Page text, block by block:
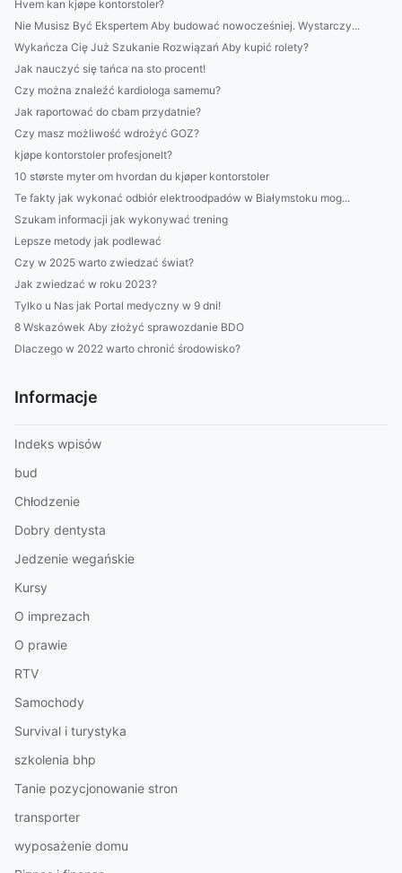
Hvem kan kjøpe kontorstoler?
Nie Musisz Być Ekspertem Aby budować nowocześniej. Wystarczy...
Wykańcza Cię Już Szukanie Rozwiązań Aby kupić rolety?
Jak nauczyć się tańca na sto procent!
Czy można znaleźć kardiologa samemu?
Jak raportować do cbam przydatnie?
Czy masz możliwość wdrożyć GOZ?
kjøpe kontorstoler profesjonelt?
10 største myter om hvordan du kjøper kontorstoler
Te fakty jak wykonać odbiór elektroodpadów w Białymstoku mog...
Szukam informacji jak wykonywać trening
Lepsze metody jak podlewać
Czy w 2025 warto zwiedzać świat?
Jak zwiedzać w roku 2023?
Tylko u Nas jak Portal medyczny w 9 dni!
8 Wskazówek Aby złożyć sprawozdanie BDO
Dlaczego w 2022 warto chronić środowisko?
Informacje
Indeks wpisów
bud
Chłodzenie
Dobry dentysta
Jedzenie wegańskie
Kursy
O imprezach
O prawie
RTV
Samochody
Survival i turystyka
szkolenia bhp
Tanie pozycjonowanie stron
transporter
wyposażenie domu